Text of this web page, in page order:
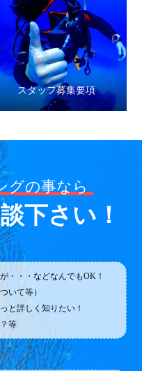
スタッフ募集要項
グの事なら
下さい！
・・・などなんでもOK！
いて等）
と詳しく知りたい！
等